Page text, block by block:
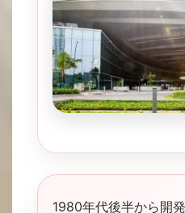
1980年代後半から開